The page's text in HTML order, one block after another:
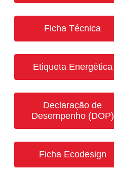
Ficha Técnica
Etiqueta Energética
Declaração de
Desempenho (DOP)
Ficha Ecodesign